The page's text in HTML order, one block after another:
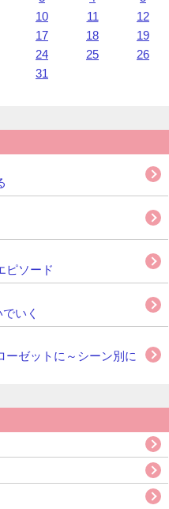
10 11
12
17 18
19
24 25
26
31
ピソード
いく
ーゼットに～シーン別に